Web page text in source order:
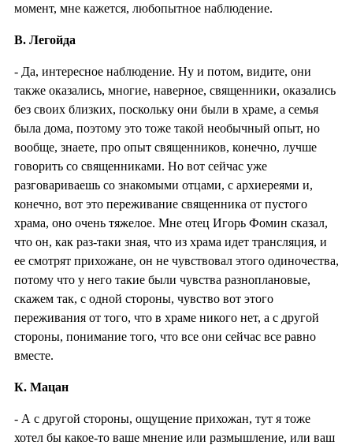
момент, мне кажется, любопытное наблюдение.
В. Легойда
- Да, интересное наблюдение. Ну и потом, видите, они
также оказались, многие, наверное, священники, оказались
без своих близких, поскольку они были в храме, а семья
была дома, поэтому это тоже такой необычный опыт, но
вообще, знаете, про опыт священников, конечно, лучше
говорить со священниками. Но вот сейчас уже
разговариваешь со знакомыми отцами, с архиереями и,
конечно, вот это переживание священника от пустого
храма, оно очень тяжелое. Мне отец Игорь Фомин сказал,
что он, как раз-таки зная, что из храма идет трансляция, и
ее смотрят прихожане, он не чувствовал этого одиночества,
потому что у него такие были чувства разноплановые,
скажем так, с одной стороны, чувство вот этого
переживания от того, что в храме никого нет, а с другой
стороны, понимание того, что все они сейчас все равно
вместе.
К. Мацан
- А с другой стороны, ощущение прихожан, тут я тоже
хотел бы какое-то ваше мнение или размышление, или ваш